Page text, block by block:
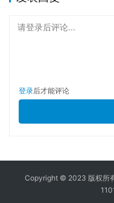
请登录后评论...
登录后才能评论
Copyright © 2023 版权所